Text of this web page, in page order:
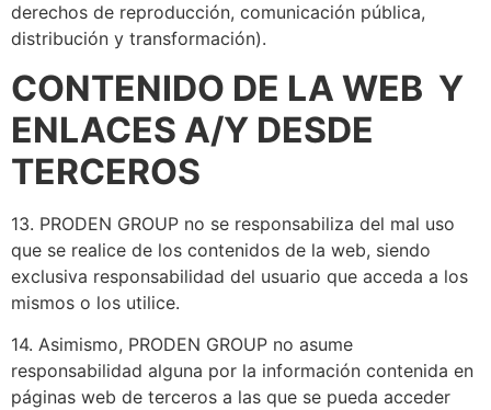
derechos de reproducción, comunicación pública,
distribución y transformación).
CONTENIDO DE LA WEB Y
ENLACES A/Y DESDE
TERCEROS
13. PRODEN GROUP no se responsabiliza del mal uso
que se realice de los contenidos de la web, siendo
exclusiva responsabilidad del usuario que acceda a los
mismos o los utilice.
14. Asimismo, PRODEN GROUP no asume
responsabilidad alguna por la información contenida en
páginas web de terceros a las que se pueda acceder